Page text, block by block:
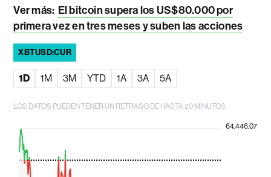
Ver más: El bitcoin supera los US$80.000 por
primera vez en tres meses y suben las acciones
XBTUSD:CUR
1D 1M 3M YTD 1A 3A 5A
LOS DATOS PUEDEN TENER UN RETRASO DE HASTA 20 MINUTOS.
64,446.07